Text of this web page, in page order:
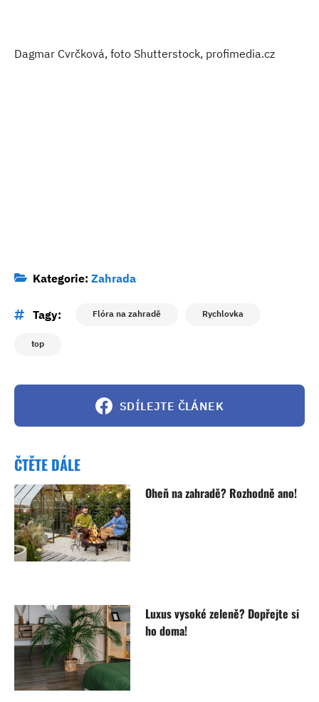
Dagmar Cvrčková, foto Shutterstock, profimedia.cz
Kategorie: Zahrada
Tagy: Flóra na zahradě Rychlovka
top
SDÍLEJTE ČLÁNEK
ČTĚTE DÁLE
Oheň na zahradě? Rozhodně ano!
Luxus vysoké zeleně? Dopřejte si
ho doma!